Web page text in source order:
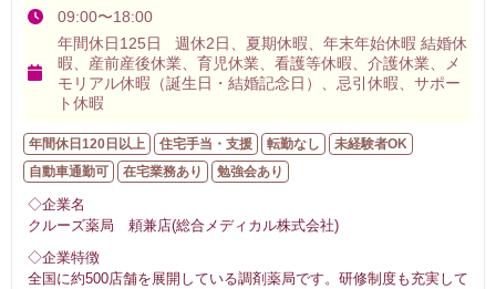
09:00〜18:00
年間休日125日 週休2日、夏期休暇、年末年始休暇 結婚休
暇、産前産後休業、育児休業、看護等休暇、介護休業、メ
モリアル休暇（誕生日・結婚記念日）、忌引休暇、サポー
ト休暇
年間休日120日以上 住宅手当・支援 転勤なし
未経験者OK
自動車通勤可
在宅業務あり 勉強会あり
◇企業名
クルーズ薬局 頼兼店(総合メディカル株式会社)
◇企業特徴
全国に約500店舗を展開している調剤薬局です。研修制度も充実して